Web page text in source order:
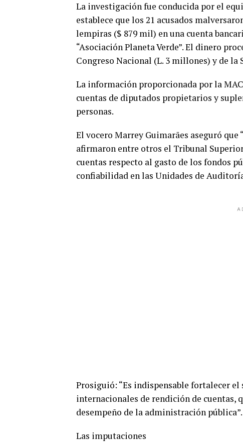
La investigación fue conducida por el
establece que los 21 acusados
lempiras ($ 879 mil) en una cuenta
“Asociación Planeta Verde”. El dinero
Congreso Nacional (L. 3 millones) y de la
La información proporcionada por la
cuentas de diputados propietarios y
personas.
El vocero Marrey Guimarães aseguró que
afirmaron entre otros el Tribunal
cuentas respecto al gasto de los fondos
confiabilidad en las Unidades de
Prosiguió: “Es indispensable fortalecer
internacionales de rendición de
desempeño de la administración pública”.
Las imputaciones